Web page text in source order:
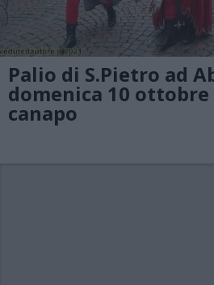
Palio di S.Pietro ad
domenica 10
canapo